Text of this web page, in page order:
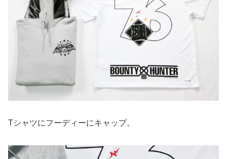
Tシャツにフーディーにキャップ。